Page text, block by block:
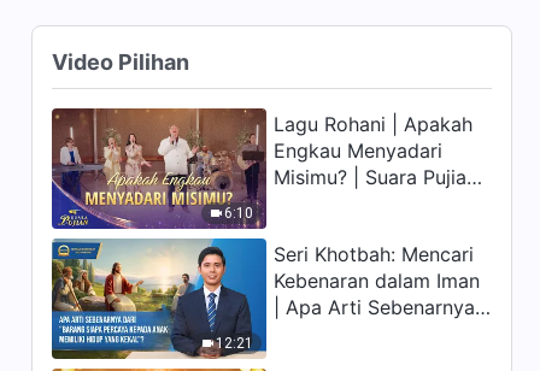
Tuanya
50:33
Kesaksian Rohani, Ep. 342:
Kisahku tentang Bekerja
Sama
25:17
Kesaksian Rohani, Ep. 339:
Mengapa Aku Tidak Berani
Membuka Diri
Video Pilihan
6:10
Lagu Rohani | Apakah
Engkau Menyadari
Misimu? | Suara Pujian
12:21
Seri Khotbah: Mencari
Kebenaran dalam Iman
| Apa Arti Sebenarnya